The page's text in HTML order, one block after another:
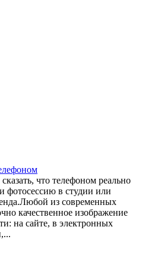
что телефоном реально
фотосессию в студии или
из современных
качественное изображение
на сайте, в электронных